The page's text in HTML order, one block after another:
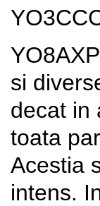
si
decat in
toata
Acestia
intens.